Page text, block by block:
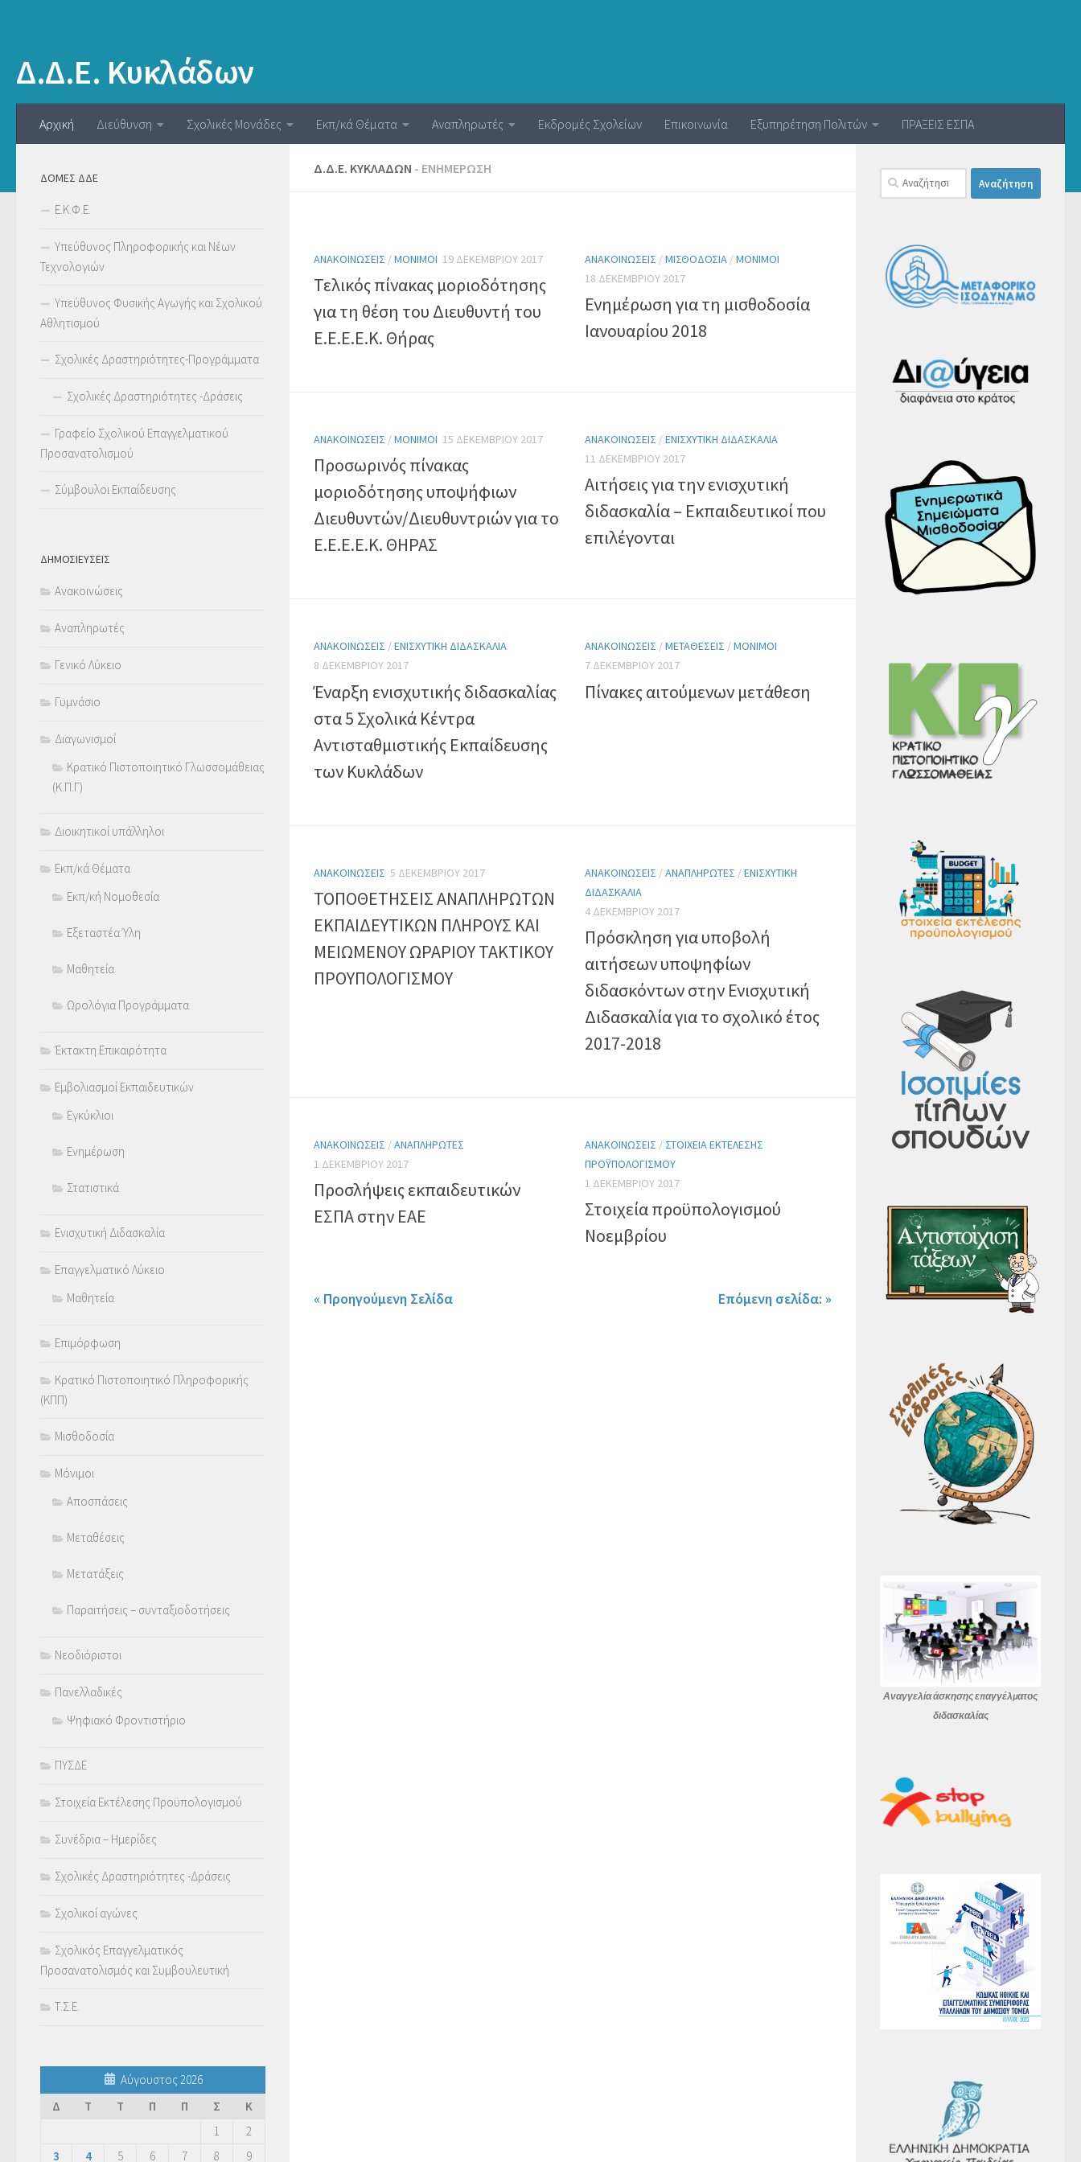
Δ.Δ.Ε. Κυκλάδων
Αρχική Διεύθυνση Σχολικές Μονάδες Εκπ/κά Θέματα Αναπληρωτές Εκδρομές Σχολείων Επικοινωνία Εξυπηρέτηση Πολιτών ΠΡΑΞΕΙΣ ΕΣΠΑ
Δ.Δ.Ε. ΚΥΚΛΆΔΩΝ - ΕΝΗΜΕΡΩΣΗ
ΑΝΑΚΟΙΝΏΣΕΙΣ /ΜΌΝΙΜΟΙ 19 ΔΕΚΕΜΒΡΊΟΥ 2017
Τελικός πίνακας μοριοδότησης
για τη θέση του Διευθυντή του
Ε.Ε.Ε.Ε.Κ. Θήρας
ΑΝΑΚΟΙΝΏΣΕΙΣ /ΜΙΣΘΟΔΟΣΊΑ /ΜΌΝΙΜΟΙ
18 ΔΕΚΕΜΒΡΊΟΥ 2017
Ενημέρωση για τη μισθοδοσία
Ιανουαρίου 2018
ΑΝΑΚΟΙΝΏΣΕΙΣ /ΜΌΝΙΜΟΙ 15 ΔΕΚΕΜΒΡΊΟΥ 2017
Προσωρινός πίνακας
μοριοδότησης υποψήφιων
Διευθυντών/Διευθυντριών για το
Ε.Ε.Ε.Ε.Κ. ΘΗΡΑΣ
ΑΝΑΚΟΙΝΏΣΕΙΣ /ΕΝΙΣΧΥΤΙΚΉ ΔΙΔΑΣΚΑΛΊΑ
11 ΔΕΚΕΜΒΡΊΟΥ 2017
Αιτήσεις για την ενισχυτική
διδασκαλία – Εκπαιδευτικοί που
επιλέγονται
ΑΝΑΚΟΙΝΏΣΕΙΣ /ΕΝΙΣΧΥΤΙΚΉ ΔΙΔΑΣΚΑΛΊΑ
8 ΔΕΚΕΜΒΡΊΟΥ 2017
Έναρξη ενισχυτικής διδασκαλίας
στα 5 Σχολικά Κέντρα
Αντισταθμιστικής Εκπαίδευσης
των Κυκλάδων
ΑΝΑΚΟΙΝΏΣΕΙΣ /ΜΕΤΑΘΈΣΕΙΣ /ΜΌΝΙΜΟΙ
7 ΔΕΚΕΜΒΡΊΟΥ 2017
Πίνακες αιτούμενων μετάθεση
ΑΝΑΚΟΙΝΏΣΕΙΣ 5 ΔΕΚΕΜΒΡΊΟΥ 2017
ΤΟΠΟΘΕΤΗΣΕΙΣ ΑΝΑΠΛΗΡΩΤΩΝ
ΕΚΠΑΙΔΕΥΤΙΚΩΝ ΠΛΗΡΟΥΣ ΚΑΙ
ΜΕΙΩΜΕΝΟΥ ΩΡΑΡΙΟΥ ΤΑΚΤΙΚΟΥ
ΠΡΟΥΠΟΛΟΓΙΣΜΟΥ
ΑΝΑΚΟΙΝΏΣΕΙΣ /ΑΝΑΠΛΗΡΩΤΈΣ /ΕΝΙΣΧΥΤΙΚΉ
ΔΙΔΑΣΚΑΛΊΑ
4 ΔΕΚΕΜΒΡΊΟΥ 2017
Πρόσκληση για υποβολή
αιτήσεων υποψηφίων
διδασκόντων στην Ενισχυτική
Διδασκαλία για το σχολικό έτος
2017-2018
ΑΝΑΚΟΙΝΏΣΕΙΣ /ΑΝΑΠΛΗΡΩΤΈΣ
1 ΔΕΚΕΜΒΡΊΟΥ 2017
Προσλήψεις εκπαιδευτικών
ΕΣΠΑ στην ΕΑΕ
ΑΝΑΚΟΙΝΏΣΕΙΣ / ΣΤΟΙΧΕΊΑ ΕΚΤΈΛΕΣΗΣ
ΠΡΟΫΠΟΛΟΓΙΣΜΟΎ
1 ΔΕΚΕΜΒΡΊΟΥ 2017
Στοιχεία προϋπολογισμού
Νοεμβρίου
« Προηγούμενη Σελίδα Επόμενη σελίδα: »
ΔΟΜΕΣ ΔΔΕ
Ε.Κ.Φ.Ε.
Υπεύθυνος Πληροφορικής και Νέων
Τεχνολογιών
Υπεύθυνος Φυσικής Αγωγής και Σχολικού
Αθλητισμού
Σχολικές Δραστηριότητες-Προγράμματα
Σχολικές Δραστηριότητες -Δράσεις
Γραφείο Σχολικού Επαγγελματικού
Προσανατολισμού
Σύμβουλοι Εκπαίδευσης
ΔΗΜΟΣΙΕΥΣΕΙΣ
Ανακοινώσεις
Αναπληρωτές
Γενικό Λύκειο
Γυμνάσιο
Διαγωνισμοί
Κρατικό Πιστοποιητικό Γλωσσομάθειας
(Κ.Π.Γ)
Διοικητικοί υπάλληλοι
Εκπ/κά Θέματα
Εκπ/κή Νομοθεσία
Εξεταστέα Ύλη
Μαθητεία
Ωρολόγια Προγράμματα
Έκτακτη Επικαιρότητα
Εμβολιασμοί Εκπαιδευτικών
Εγκύκλιοι
Ενημέρωση
Στατιστικά
Ενισχυτική Διδασκαλία
Επαγγελματικό Λύκειο
Μαθητεία
Επιμόρφωση
Κρατικό Πιστοποιητικό Πληροφορικής
(ΚΠΠ)
Μισθοδοσία
Μόνιμοι
Αποσπάσεις
Μεταθέσεις
Μετατάξεις
Παραιτήσεις – συνταξιοδοτήσεις
Νεοδιόριστοι
Πανελλαδικές
Ψηφιακό Φροντιστήριο
ΠΥΣΔΕ
Στοιχεία Εκτέλεσης Προϋπολογισμού
Συνέδρια – Ημερίδες
Σχολικές Δραστηριότητες -Δράσεις
Σχολικοί αγώνες
Σχολικός Επαγγελματικός
Προσανατολισμός και Συμβουλευτική
Τ.Σ.Ε.
Αύγουστος 2026
Δ
Τ Τ Π Π Σ
Κ
1
2
3
4 5 6 7 8 9
Αναζήτηση
για:
Αναγγελία άσκησης επαγγέλματος
διδασκαλίας